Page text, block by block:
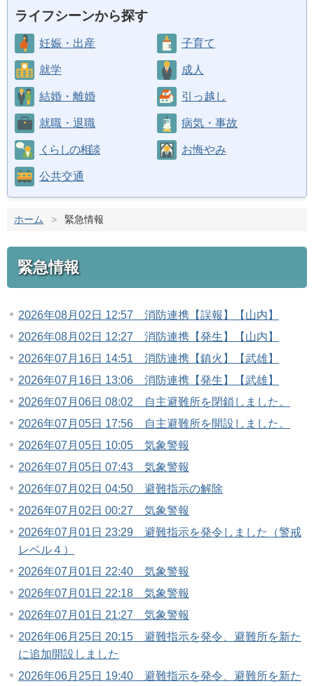
ライフシーンから探す
妊娠・出産 子育て
就学 成人
結婚・離婚 引っ越し
就職・退職 病気・事故
くらしの相談 お悔やみ
公共交通
ホーム > 緊急情報
緊急情報
2026年08月02日 12:57 消防連携【誤報】【山内】
2026年08月02日 12:27 消防連携【発生】【山内】
2026年07月16日 14:51 消防連携【鎮火】【武雄】
2026年07月16日 13:06 消防連携【発生】【武雄】
2026年07月06日 08:02 自主避難所を閉鎖しました。
2026年07月05日 17:56 自主避難所を開設しました。
2026年07月05日 10:05 気象警報
2026年07月05日 07:43 気象警報
2026年07月02日 04:50 避難指示の解除
2026年07月02日 00:27 気象警報
2026年07月01日 23:29 避難指示を発令しました（警戒
レベル４）
2026年07月01日 22:40 気象警報
2026年07月01日 22:18 気象警報
2026年07月01日 21:27 気象警報
2026年06月25日 20:15 避難指示を発令、避難所を新た
に追加開設しました
2026年06月25日 19:40 避難指示を発令、避難所を新た